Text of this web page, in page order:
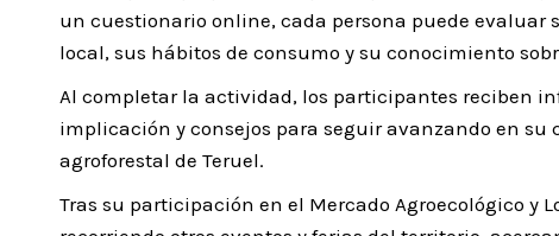
un cuestionario online, cada persona puede
local, sus hábitos de consumo y su conocimiento
Al completar la actividad, los participantes reciben
implicación y consejos para seguir avanzando en
agroforestal de Teruel.
Tras su participación en el Mercado Agroecológico y